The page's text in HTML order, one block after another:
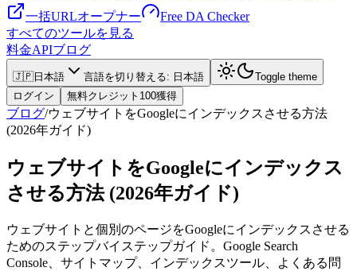
一括URLオープナー
Free DA Checker
すべてのツールを見る
料金APIブログ
🇯🇵日本語 言語を切り替える: 日本語
Toggle theme
ログイン
無料クレジット100獲得
ブログ/ウェブサイトをGoogleにインデックスさせる方法
(2026年ガイド)
ウェブサイトをGoogleにインデックス
させる方法 (2026年ガイド)
ウェブサイトと個別のページをGoogleにインデックスさせる
ためのステップバイステップガイド。Google Search
Console、サイトマップ、インデックスツール、よくある問